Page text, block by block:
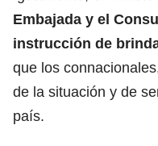
Embajada y el
instrucción de
que los
de la situación y de
país.